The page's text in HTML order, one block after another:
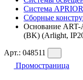
Система
Сборные
Основание
(BK) (Arlight,
Арт.: 048511
Промостраница